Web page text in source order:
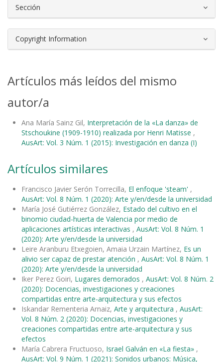
Sección
Copyright Information
Artículos más leídos del mismo
autor/a
Ana María Sainz Gil, Interpretación de la «La danza» de
Stschoukine (1909-1910) realizada por Henri Matisse ,
AusArt: Vol. 3 Núm. 1 (2015): Investigación en danza (I)
Artículos similares
Francisco Javier Serón Torrecilla, El enfoque 'steam' ,
AusArt: Vol. 8 Núm. 1 (2020): Arte y/en/desde la universidad
María José Gutiérrez González, Estado del cultivo en el
binomio ciudad-huerta de Valencia por medio de
aplicaciones artísticas interactivas , AusArt: Vol. 8 Núm. 1
(2020): Arte y/en/desde la universidad
Leire Aranburu Etxegoien, Amaia Urzain Martínez, Es un
alivio ser capaz de prestar atención , AusArt: Vol. 8 Núm. 1
(2020): Arte y/en/desde la universidad
Iker Perez Goiri, Lugares demorados , AusArt: Vol. 8 Núm. 2
(2020): Docencias, investigaciones y creaciones
compartidas entre arte-arquitectura y sus efectos
Iskandar Rementeria Arnaiz, Arte y arquitectura , AusArt:
Vol. 8 Núm. 2 (2020): Docencias, investigaciones y
creaciones compartidas entre arte-arquitectura y sus
efectos
María Cabrera Fructuoso, Israel Galván en «La fiesta» ,
AusArt: Vol. 9 Núm. 1 (2021): Sonidos urbanos: Música,